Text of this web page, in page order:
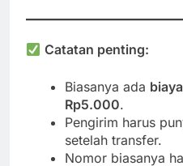
Catatan penting:
Biasanya ada
Rp5.000.
Pengirim harus
setelah transfer.
Nomor biasanya